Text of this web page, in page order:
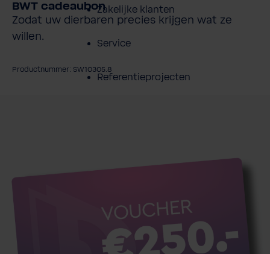
Zakelijke klanten
Service
Referentieprojecten
BWT cadeaubon
Zodat uw dierbaren precies krijgen wat ze
willen.
Productnummer: SW10305.8